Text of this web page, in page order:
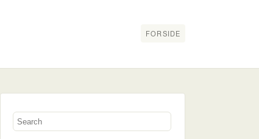
FORSIDE